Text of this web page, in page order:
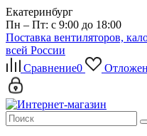
Екатеринбург
Пн – Пт: с 9:00 до 18:00
Поставка вентиляторов,
всей России
Сравнение0